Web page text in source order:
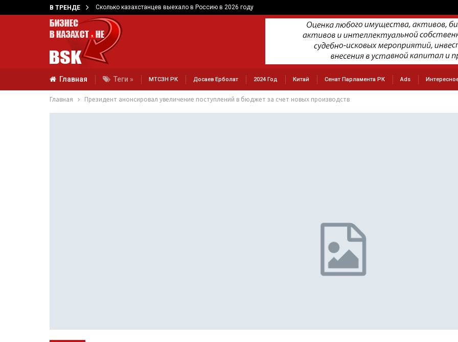
В ТРЕНДЕ Сколько казахстанцев выехало в Россию в 2026 году
Главная Теги » МТСЗН РК Досаев Ерболат 2024 Год Китай Сенат Парламента РК Ads
Главная Президент анонсировал увеличение поступлений в бюджет за счет новых производств